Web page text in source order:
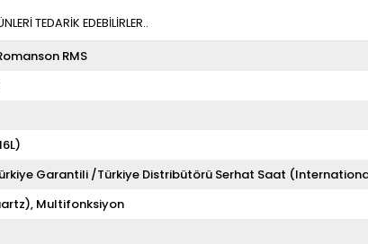
TEDARİK EDEBİLİRLER..
RMS
Garantili /Türkiye Distribütörü Serhat Saat
Multifonksiyon